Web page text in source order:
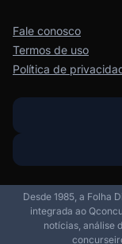
Fale conosco
Termos de uso
Política de
Desde 1985, a Folha
integrada ao
notícias, análise